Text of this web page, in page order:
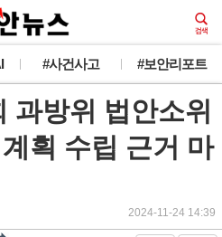
#사건사고 #보안리포트
과방위 법안소위
획 수립 근거 마
2024-11-24 14:39